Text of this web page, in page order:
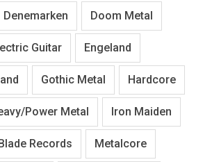
Denemarken Doom Metal
Guitar Engeland
Gothic Metal Hardcore
Power Metal Iron Maiden
Records Metalcore